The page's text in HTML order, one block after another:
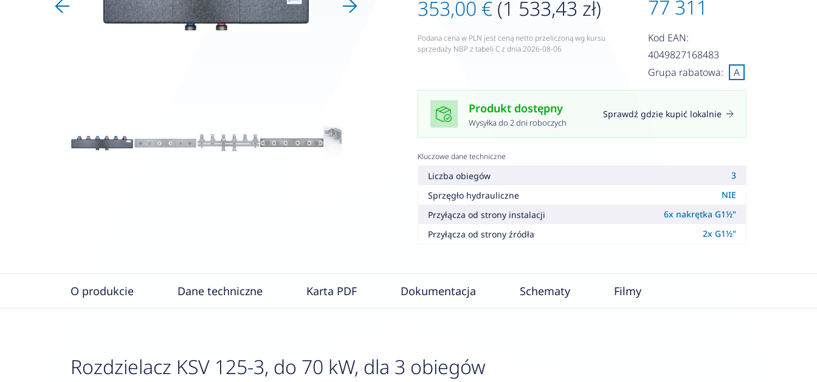
353,00 € (1 533,43 zł)
Podana cena w PLN jest ceną netto przeliczoną wg kursu
sprzedaży NBP z tabeli C z dnia 2026-08-06
77 311
Kod EAN:
4049827168483
Grupa rabatowa:
A
Produkt dostępny
Wysyłka do 2 dni roboczych
Sprawdź gdzie kupić lokalnie
Kluczowe dane techniczne
Liczba obiegów
3
Sprzęgło hydrauliczne
NIE
Przyłącza od strony instalacji
6x nakrętka G1½"
Przyłącza od strony źródła
2x G1½"
O produkcie Dane techniczne Karta PDF Dokumentacja Schematy Filmy
Rozdzielacz KSV 125-3, do 70 kW, dla 3 obiegów